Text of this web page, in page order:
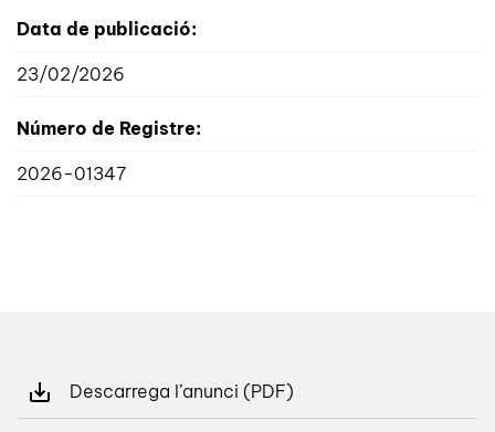
Data de publicació:
23/02/2026
Número de Registre:
2026-01347
Descarrega l’anunci (PDF)